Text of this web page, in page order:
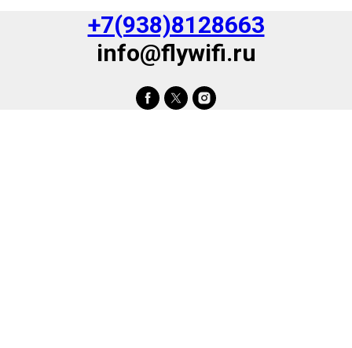
+7(938)8128663
info@flywifi.ru